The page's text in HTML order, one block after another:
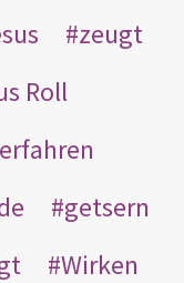
zeugt
Roll
erfahren
getsern
Wirken